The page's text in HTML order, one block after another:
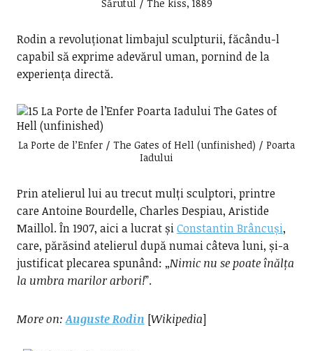
Sărutul / The kiss, 1889
Rodin a revoluționat limbajul sculpturii, făcându-l
capabil să exprime adevărul uman, pornind de la
experiența directă.
La Porte de l’Enfer / The Gates of Hell (unfinished) / Poarta
Iadului
Prin atelierul lui au trecut mulți sculptori, printre
care Antoine Bourdelle, Charles Despiau, Aristide
Maillol. În 1907, aici a lucrat șiConstantin Brâncuși,
care, părăsind atelierul după numai câteva luni, și-a
justificat plecarea spunând: „Nimic nu se poate înălța
la umbra marilor arbori!”.
More on:Auguste Rodin [Wikipedia]